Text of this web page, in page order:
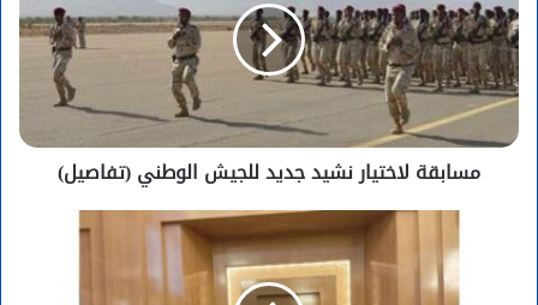
مسابقة لاختيار نشيد جديد للجيش الوطني (تفاصيل)